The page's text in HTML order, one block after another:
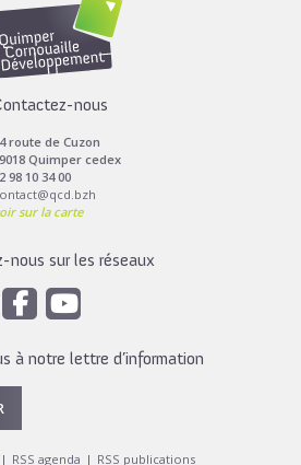
nous
route de Cuzon
Quimper cedex
98 10 34 00
sur la carte
nous sur les réseaux
à notre lettre d’information
RSS agenda RSS publications